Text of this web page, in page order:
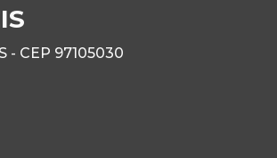
- CEP 97105030